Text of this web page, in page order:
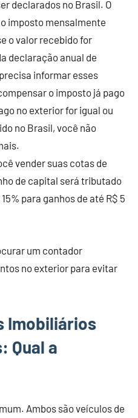
declarados no Brasil. O
imposto mensalmente
o valor recebido for
declaração anual de
informar esses
o imposto já pago
no exterior for igual ou
no Brasil, você não
vender suas cotas de
de capital será tributado
para ganhos de até R$ 5
um contador
no exterior para evitar
Imobiliários
Qual a
Ambos são veículos de